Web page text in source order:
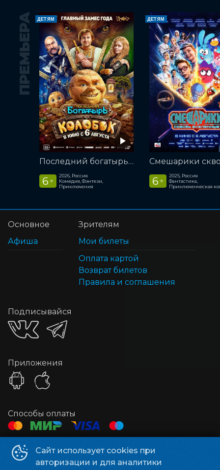
ПРЕМЬЕРА ДЕТЯМ
Последний богатырь. Колобок
6 +
2026, Россия
Комедия, Фэнтези,
Приключения
ДЕТЯМ
6 +
2025, Россия
Фантастика,
Приключенческая
Сайт использует cookies при
авторизации и для аналитики
Основное
Афиша
Зрителям
Мои билеты
Оплата картой
Возврат билетов
Правила и соглашения
Подписывайся
Приложения
Способы оплаты
Контакты
Касса
+7 3513 79-04-11